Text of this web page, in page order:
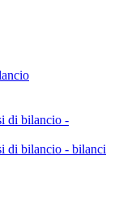
di bilancio -
di bilancio - bilanci